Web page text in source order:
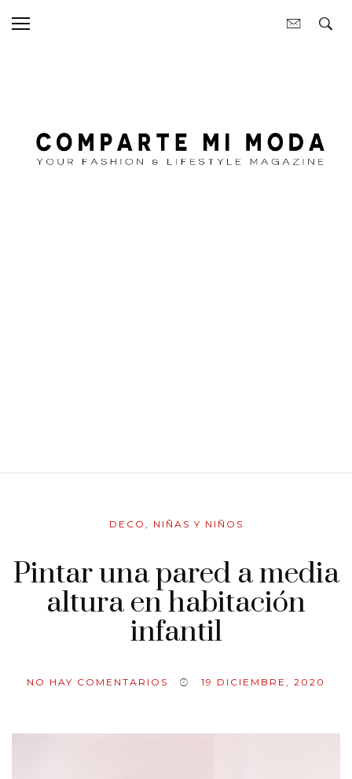
DECO , NIÑAS Y NIÑOS
Pintar una pared a media
altura en habitación
infantil
NO HAY COMENTARIOS 19 DICIEMBRE, 2020